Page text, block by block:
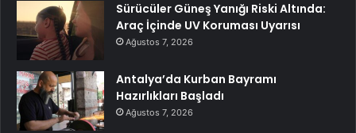
Sürücüler Güneş Yanığı Riski Altında:
Araç İçinde UV Koruması Uyarısı
Ağustos 7, 2026
Antalya’da Kurban Bayramı
Hazırlıkları Başladı
Ağustos 7, 2026